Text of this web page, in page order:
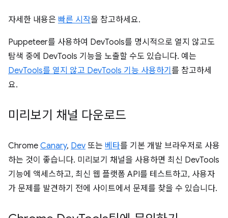
자세한 내용은 빠른 시작을 참고하세요.
Puppeteer를 사용하여 DevTools를 명시적으로 열지 않고도
탐색 중에 DevTools 기능을 노출할 수도 있습니다. 예는
DevTools를 열지 않고 DevTools 기능 사용하기 를 참고하세
요.
미리보기 채널 다운로드
Chrome Canary, Dev 또는 베타를 기본 개발 브라우저로 사용
하는 것이 좋습니다. 미리보기 채널을 사용하면 최신 DevTools
기능에 액세스하고, 최신 웹 플랫폼 API를 테스트하고, 사용자
가 문제를 발견하기 전에 사이트에서 문제를 찾을 수 있습니다.